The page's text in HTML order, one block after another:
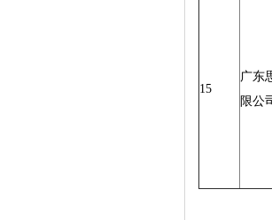
15
广东
限公